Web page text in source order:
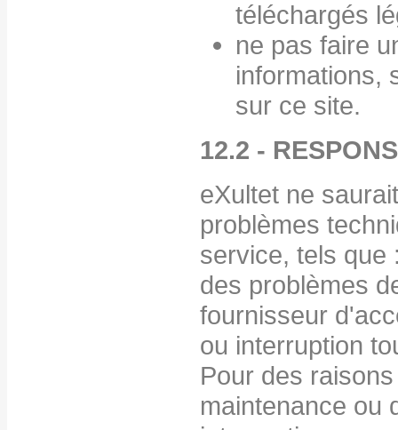
téléchargés
ne pas faire
informations,
sur ce site.
12.2 -
eXultet ne
problèmes
service, tels que
des problèmes
fournisseur
ou interruption
Pour des
maintenance ou